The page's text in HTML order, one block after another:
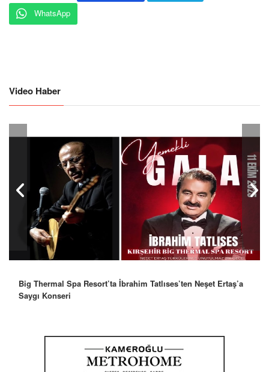
WhatsApp
Video Haber
Big Thermal Spa Resort’ta İbrahim Tatlıses’ten Neşet Ertaş’a
Saygı Konseri